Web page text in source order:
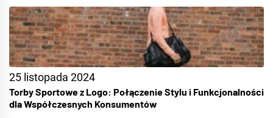
25 listopada 2024
Torby Sportowe z Logo: Połączenie Stylu i Funkcjonalności
dla Współczesnych Konsumentów